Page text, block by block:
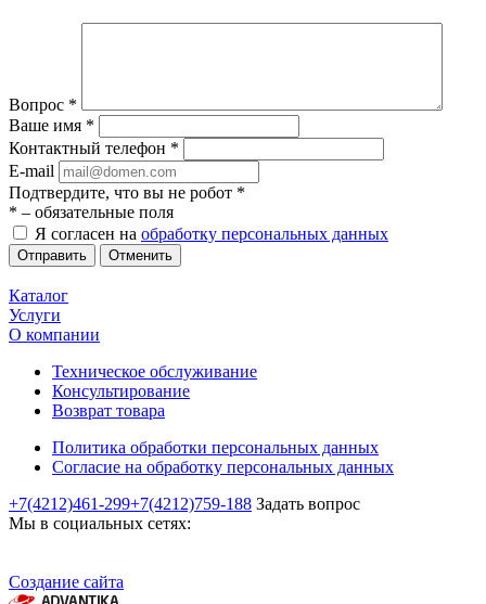
Вопрос *
Ваше имя *
Контактный телефон *
E-mail
Подтвердите, что вы не робот *
* – обязательные поля
Я согласен на обработку персональных данных
Отменить
Каталог
Услуги
О компании
Техническое обслуживание
Консультирование
Возврат товара
Политика обработки персональных данных
Согласие на обработку персональных данных
+7(4212)461-299+7(4212)759-188 Задать вопрос
Мы в социальных сетях:
Создание сайта